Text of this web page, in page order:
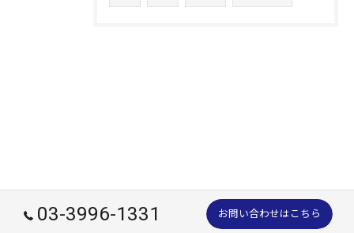
03-3996-1331 お問い合わせはこちら